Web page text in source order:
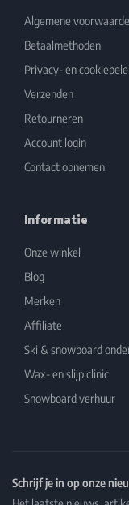
Algemene
Betaalmethoden
Privacy- en
Verzenden
Retourneren
Account login
Contact opnemen
Informatie
Onze winkel
Blog
Merken
Affiliate
Ski & snowboard
Wax- en slijp clinic
Snowboard verhuur
Schrijf je in op onze